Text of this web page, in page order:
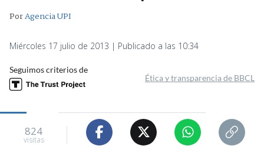
PorAgencia UPI
Miércoles 17 julio de 2013 | Publicado a las 10:34
Seguimos criterios de
Ética y transparencia de BBCL
824
visitas